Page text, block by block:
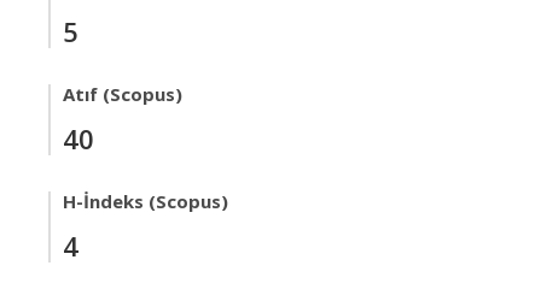
5
Atıf (Scopus)
40
H-İndeks (Scopus)
4